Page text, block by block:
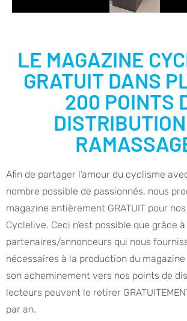
LE MAGAZINE
GRATUIT DANS
200 POINTS
Afin de partager l’amour du cyclisme
nombre possible de passionnés, nous
magazine entièrement GRATUIT pour
Cyclelive. Ceci n’est possible que grâce à
partenaires/annonceurs qui nous
nécessaires à la production du
son acheminement vers nos points de
lecteurs peuvent le retirer
par an.